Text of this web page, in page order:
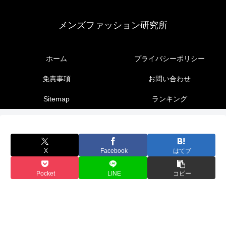
メンズファッション研究所
ホーム プライバシーポリシー
免責事項 お問い合わせ
Sitemap ランキング
X Facebook はてブ
Pocket LINE コピー